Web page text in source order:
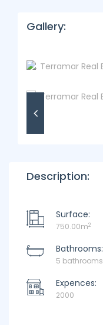
Gallery:
Description:
Surface:
750.00m2
Bathrooms:
5 bathrooms
Expences:
2000